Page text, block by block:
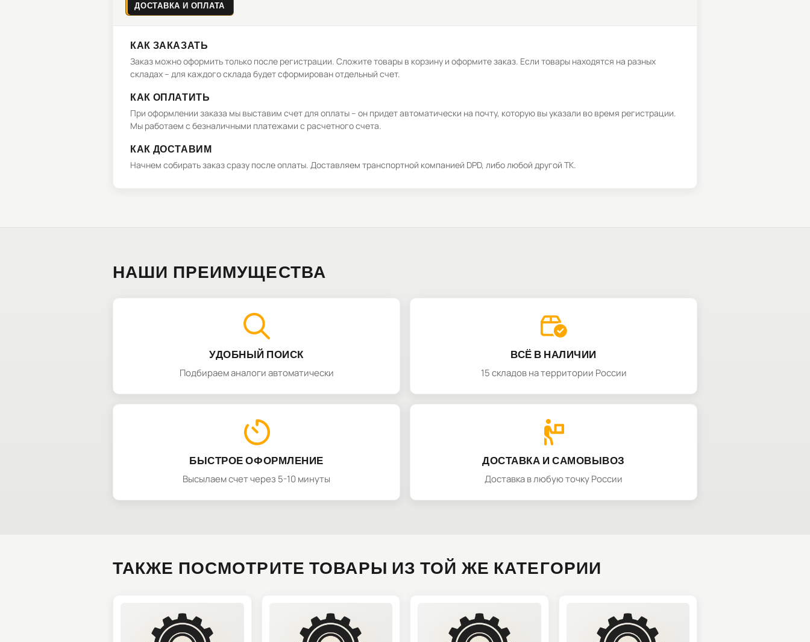
ДОСТАВКА И ОПЛАТА
КАК ЗАКАЗАТЬ
Заказ можно оформить только после регистрации. Сложите товары в корзину и оформите заказ. Если товары находятся на разных
складах – для каждого склада будет сформирован отдельный счет.
КАК ОПЛАТИТЬ
При оформлении заказа мы выставим счет для оплаты – он придет автоматически на почту, которую вы указали во время регистрации.
Мы работаем с безналичными платежами с расчетного счета.
КАК ДОСТАВИМ
Начнем собирать заказ сразу после оплаты. Доставляем транспортной компанией DPD, либо любой другой ТК.
НАШИ ПРЕИМУЩЕСТВА
УДОБНЫЙ ПОИСК
Подбираем аналоги автоматически
ВСЁ В НАЛИЧИИ
15 складов на территории России
БЫСТРОЕ ОФОРМЛЕНИЕ
Высылаем счет через 5-10 минуты
ДОСТАВКА И САМОВЫВОЗ
Доставка в любую точку России
ТАКЖЕ ПОСМОТРИТЕ ТОВАРЫ ИЗ ТОЙ ЖЕ КАТЕГОРИИ